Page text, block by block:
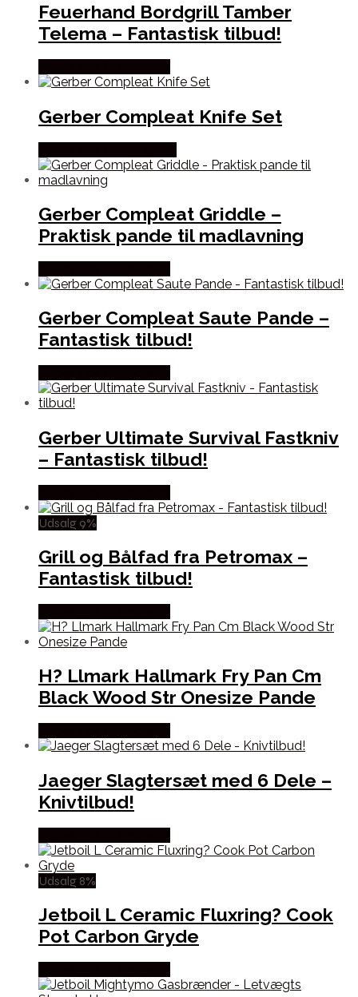
Feuerhand Bordgrill Tamber
Telema – Fantastisk tilbud!
Gerber Compleat Knife Set
Gerber Compleat Griddle –
Praktisk pande til madlavning
Gerber Compleat Saute Pande –
Fantastisk tilbud!
Gerber Ultimate Survival Fastkniv
– Fantastisk tilbud!
Udsalg 9%
Grill og Bålfad fra Petromax –
Fantastisk tilbud!
H? Llmark Hallmark Fry Pan Cm
Black Wood Str Onesize Pande
Jaeger Slagtersæt med 6 Dele –
Knivtilbud!
Udsalg 8%
Jetboil L Ceramic Fluxring? Cook
Pot Carbon Gryde